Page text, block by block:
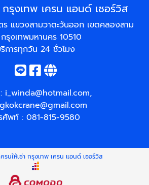
กรุงเทพ เครน แอนด์ เซอร์วิส
แขวงสามวาตะวันออก เขตคลองสาม
รุงเทพมหานคร 10510
การทุกวัน 24 ชั่วโมง
i_winda@hotmail.com,
ศัพท์ : 081-815-9580
ครนให้เช่า กรุงเทพ เครน แอนด์ เซอร์วิส